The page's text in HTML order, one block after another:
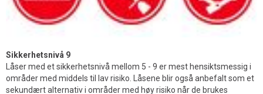
Sikkerhetsnivå 9
Låser med et sikkerhetsnivå mellom 5 - 9 er mest hensiktsmessig i
områder med middels til lav risiko. Låsene blir også anbefalt som et
sekundært alternativ i områder med høy risiko når de brukes